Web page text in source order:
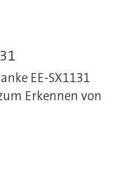
EE-SX1131
Erkennen von